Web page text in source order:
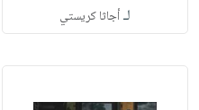
لـأجاثا كريستي